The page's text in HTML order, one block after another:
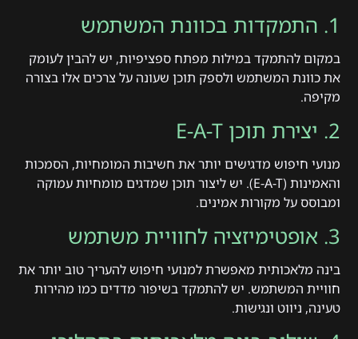
1. התמקדות בכוונת המשתמש
במקום להתמקד במילות מפתח ספציפיות, יש להבין לעומק
את כוונת המשתמש ולספק תוכן שעונה על צרכים אלו בצורה
מקיפה.
2. יצירת תוכן E-A-T
מנועי חיפוש מדגישים יותר את חשיבות המומחיות, הסמכות
והאמינות (E-A-T). יש ליצור תוכן שמדגים מומחיות עמוקה
ומבוסס על מקורות אמינים.
3. אופטימיזציה לחוויית משתמש
בינה מלאכותית מאפשרת למנועי חיפוש להעריך טוב יותר את
חוויית המשתמש. יש להתמקד בשיפור מדדים כמו מהירות
טעינה, ניווט ונגישות.